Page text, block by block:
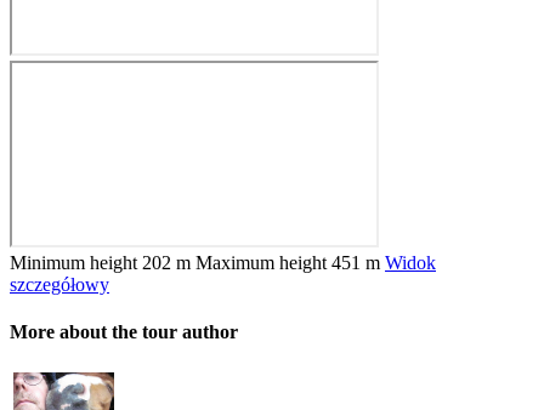
Minimum height 202 m Maximum height 451 m Widok
szczegółowy
More about the tour author